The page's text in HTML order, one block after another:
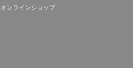
オンラインショップ